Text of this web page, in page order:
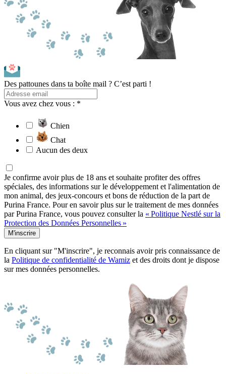
Des pattounes dans ta boîte mail ? C’est parti !
Vous avez chez vous : *
Chien
Chat
Aucun des deux
Je confirme avoir plus de 18 ans et souhaite profiter des offres
spéciales, des informations sur le développement et l'alimentation de
mon animal, des jeux-concours et bons de réduction de la part de
Purina France. Pour en savoir plus sur le traitement de mes données
par Purina France, vous pouvez consulter la « Politique Nestlé sur la
Protection des Données Personnelles »
M'inscrire
En cliquant sur "M'inscrire", je reconnais avoir pris connaissance de
la Politique de confidentialité de Wamiz et des droits dont je dispose
sur mes données personnelles.